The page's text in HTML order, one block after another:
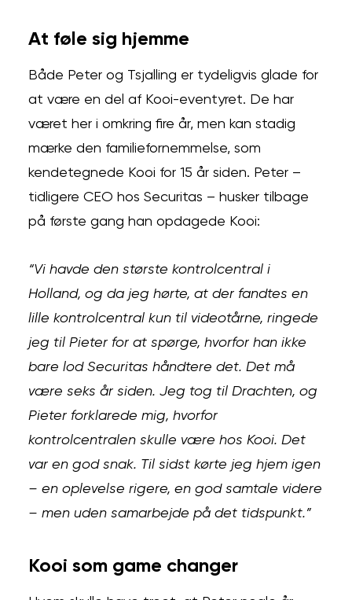
At føle sig hjemme
Både Peter og Tsjalling er tydeligvis glade for
at være en del af Kooi-eventyret. De har
været her i omkring fire år, men kan stadig
mærke den familiefornemmelse, som
kendetegnede Kooi for 15 år siden. Peter –
tidligere CEO hos Securitas – husker tilbage
på første gang han opdagede Kooi:
“Vi havde den største kontrolcentral i
Holland, og da jeg hørte, at der fandtes en
lille kontrolcentral kun til videotårne, ringede
jeg til Pieter for at spørge, hvorfor han ikke
bare lod Securitas håndtere det. Det må
være seks år siden. Jeg tog til Drachten, og
Pieter forklarede mig, hvorfor
kontrolcentralen skulle være hos Kooi. Det
var en god snak. Til sidst kørte jeg hjem igen
– en oplevelse rigere, en god samtale videre
– men uden samarbejde på det tidspunkt.”
Kooi som game changer